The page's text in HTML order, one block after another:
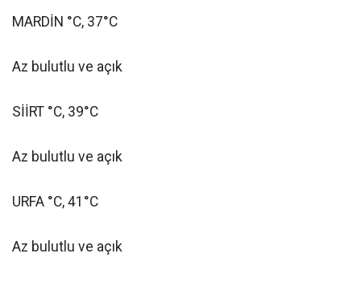
MARDİN °C, 37°C
Az bulutlu ve açık
SİİRT °C, 39°C
Az bulutlu ve açık
URFA °C, 41°C
Az bulutlu ve açık